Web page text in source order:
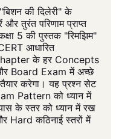
की दिलेरी" के
तुरंत परिणाम प्राप्त
5 की पुस्तक "रिमझिम"
आधारित
के हर Concepts
Board Exam में अच्छे
करेगा। यह प्रश्न सेट
Pattern को ध्यान में
के स्तर को ध्यान में रख
Hard कठिनाई स्तरों में